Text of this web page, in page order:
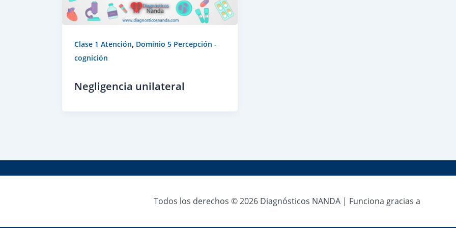
Clase 1 Atención, Dominio 5 Percepción -
cognición
Negligencia unilateral
Todos los derechos © 2026 Diagnósticos NANDA | Funciona gracias a